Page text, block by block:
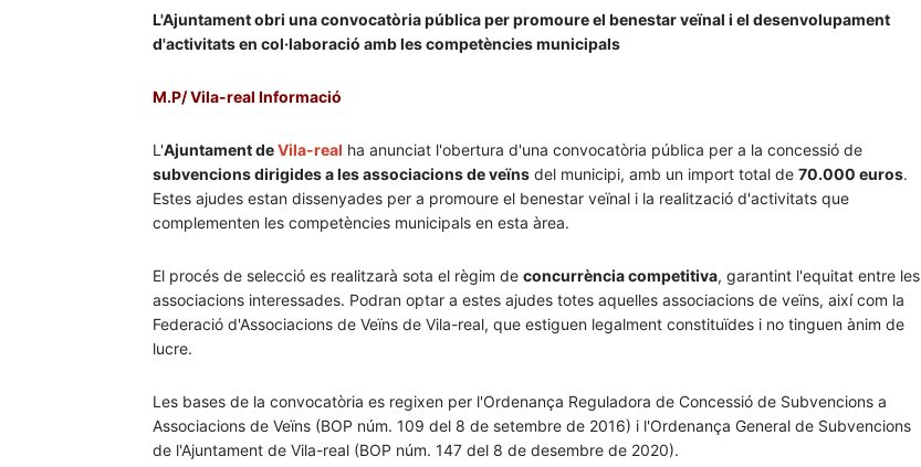
L'Ajuntament obri una convocatòria pública per promoure el benestar veïnal i el desenvolupament
d'activitats en col·laboració amb les competències municipals
M.P/ Vila-real Informació
L'Ajuntament deVila-real ha anunciat l'obertura d'una convocatòria pública per a la concessió de
subvencions dirigides a les associacions de veïns del municipi, amb un import total de 70.000 euros.
Estes ajudes estan dissenyades per a promoure el benestar veïnal i la realització d'activitats que
complementen les competències municipals en esta àrea.
El procés de selecció es realitzarà sota el règim de concurrència competitiva, garantint l'equitat entre les
associacions interessades. Podran optar a estes ajudes totes aquelles associacions de veïns, així com la
Federació d'Associacions de Veïns de Vila-real, que estiguen legalment constituïdes i no tinguen ànim de
lucre.
Les bases de la convocatòria es regixen per l'Ordenança Reguladora de Concessió de Subvencions a
Associacions de Veïns (BOP núm. 109 del 8 de setembre de 2016) i l'Ordenança General de Subvencions
de l'Ajuntament de Vila-real (BOP núm. 147 del 8 de desembre de 2020).